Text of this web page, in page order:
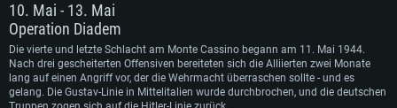
Prozessor: Dual-Core 2.2 GHz
Arbeitsspeicher: 4GB
DirectX 11 fähige Grafikkarte: AMD Radeon 77XX / NVIDIA GeForce GTX
660; die geringste Auflösung für das Spiel beträgt 720p
Netzwerk: Breitband-Internetverbindung
Prozessor: Intel Core i5, 2.2 GHz (Intel Xeon Prozessoren werden nicht
unterstützt)
Arbeitsspeicher: 6 GB
Grafikkarte: Intel Iris Pro 5200 oder analoge AMD / Nvidia für Mac. Die
geringste Auflösung des Spiels beträgt 720p mit Metal Support
Prozessor: Dual-Core 2.4 GHz
Arbeitsspeicher: 4 GB
Grafikkarte: NVIDIA 660 mit den neuesten Treibern (nicht älter als 6
Monate) / vergleichbare AMD mit den neuesten Treibern (nicht älter als 6
Monate); die geringste Auflösung für das Spiel beträgt 720p mit Vulkan
Support
10. Mai - 13. Mai
Operation Diadem
Die vierte und letzte Schlacht am Monte Cassino begann am 11. Mai 1944.
Nach drei gescheiterten Offensiven bereiteten sich die Alliierten zwei Monate
lang auf einen Angriff vor, der die Wehrmacht überraschen sollte - und es
gelang. Die Gustav-Linie in Mittelitalien wurde durchbrochen, und die deutschen